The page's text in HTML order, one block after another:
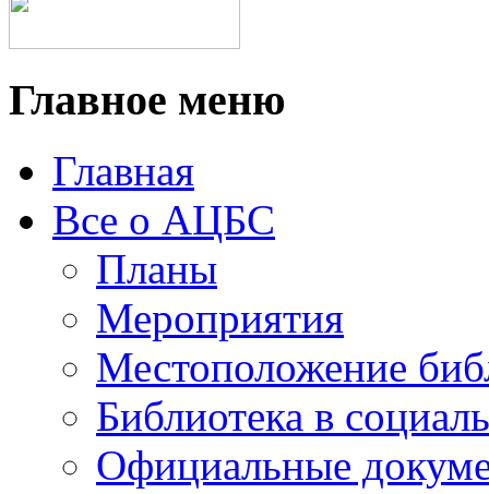
Главное меню
Главная
Все о АЦБС
Планы
Мероприятия
Местоположение
Библиотека в
Официальные